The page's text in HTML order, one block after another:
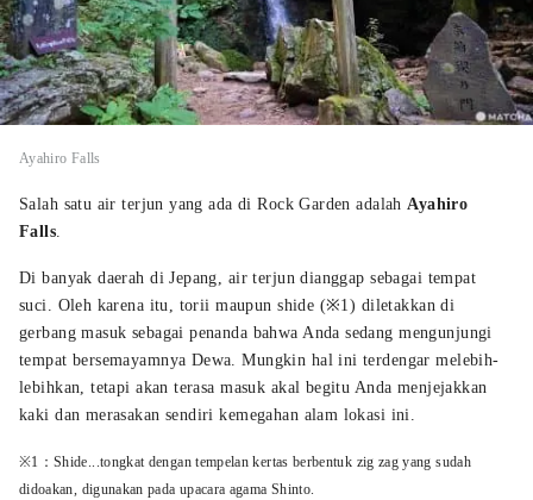
Ayahiro Falls
Salah satu air terjun yang ada di Rock Garden adalahAyahiro
Falls.
Di banyak daerah di Jepang, air terjun dianggap sebagai tempat
suci. Oleh karena itu, torii maupun shide (※1) diletakkan di
gerbang masuk sebagai penanda bahwa Anda sedang mengunjungi
tempat bersemayamnya Dewa. Mungkin hal ini terdengar melebih-
lebihkan, tetapi akan terasa masuk akal begitu Anda menjejakkan
kaki dan merasakan sendiri kemegahan alam lokasi ini.
※1：Shide...tongkat dengan tempelan kertas berbentuk zig zag yang sudah
didoakan, digunakan pada upacara agama Shinto.